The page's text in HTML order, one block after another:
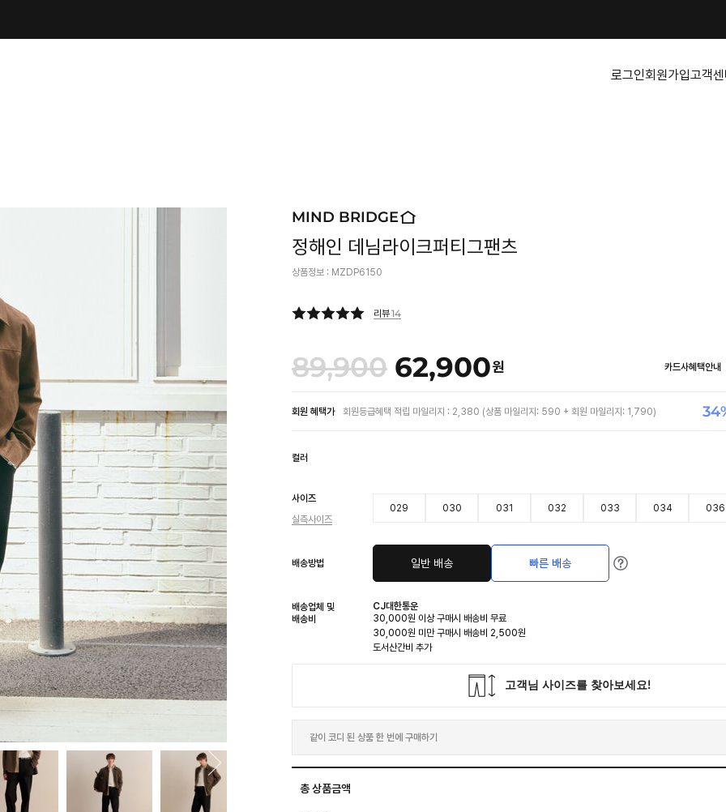
로그인회원가입고객
MIND BRIDGE
정해인 데님라이크퍼티그팬츠
상품정보 : MZDP6150
리뷰14
89,900 62,900원 카드사혜택안내
회원 혜택가 회원등급혜택 적립 마일리지 : 2,380 (상품 마일리지: 590 + 회원 마일리지: 1,790) 34
비회원가
TBH SHOP 등급별 회원할인가
컬러
사이즈
실측사이즈
029 030 031 032 033 034 036
배송방법 일반 배송 빠른 배송
배송업체 및
배송비
CJ대한통운
30,000원 이상 구매시 배송비 무료
30,000원 미만 구매시 배송비 2,500원
도서산간비 추가
같이 코디 된 상품 한 번에 구매하기
총 상품금액